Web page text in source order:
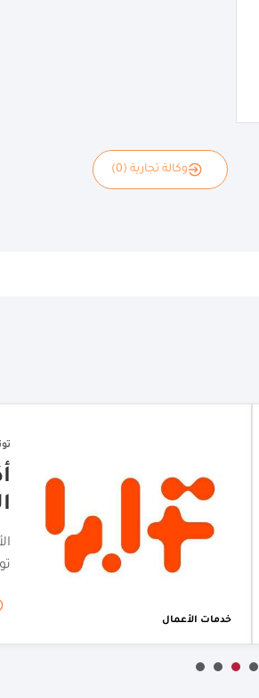
وكالة تجارية (0)
خدمات الأعمال